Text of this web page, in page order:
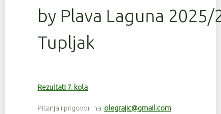
by Plava Laguna 2025/
Tupljak
Rezultati 7. kola
Pitanja i prigovori na: olegrajic@gmail.com